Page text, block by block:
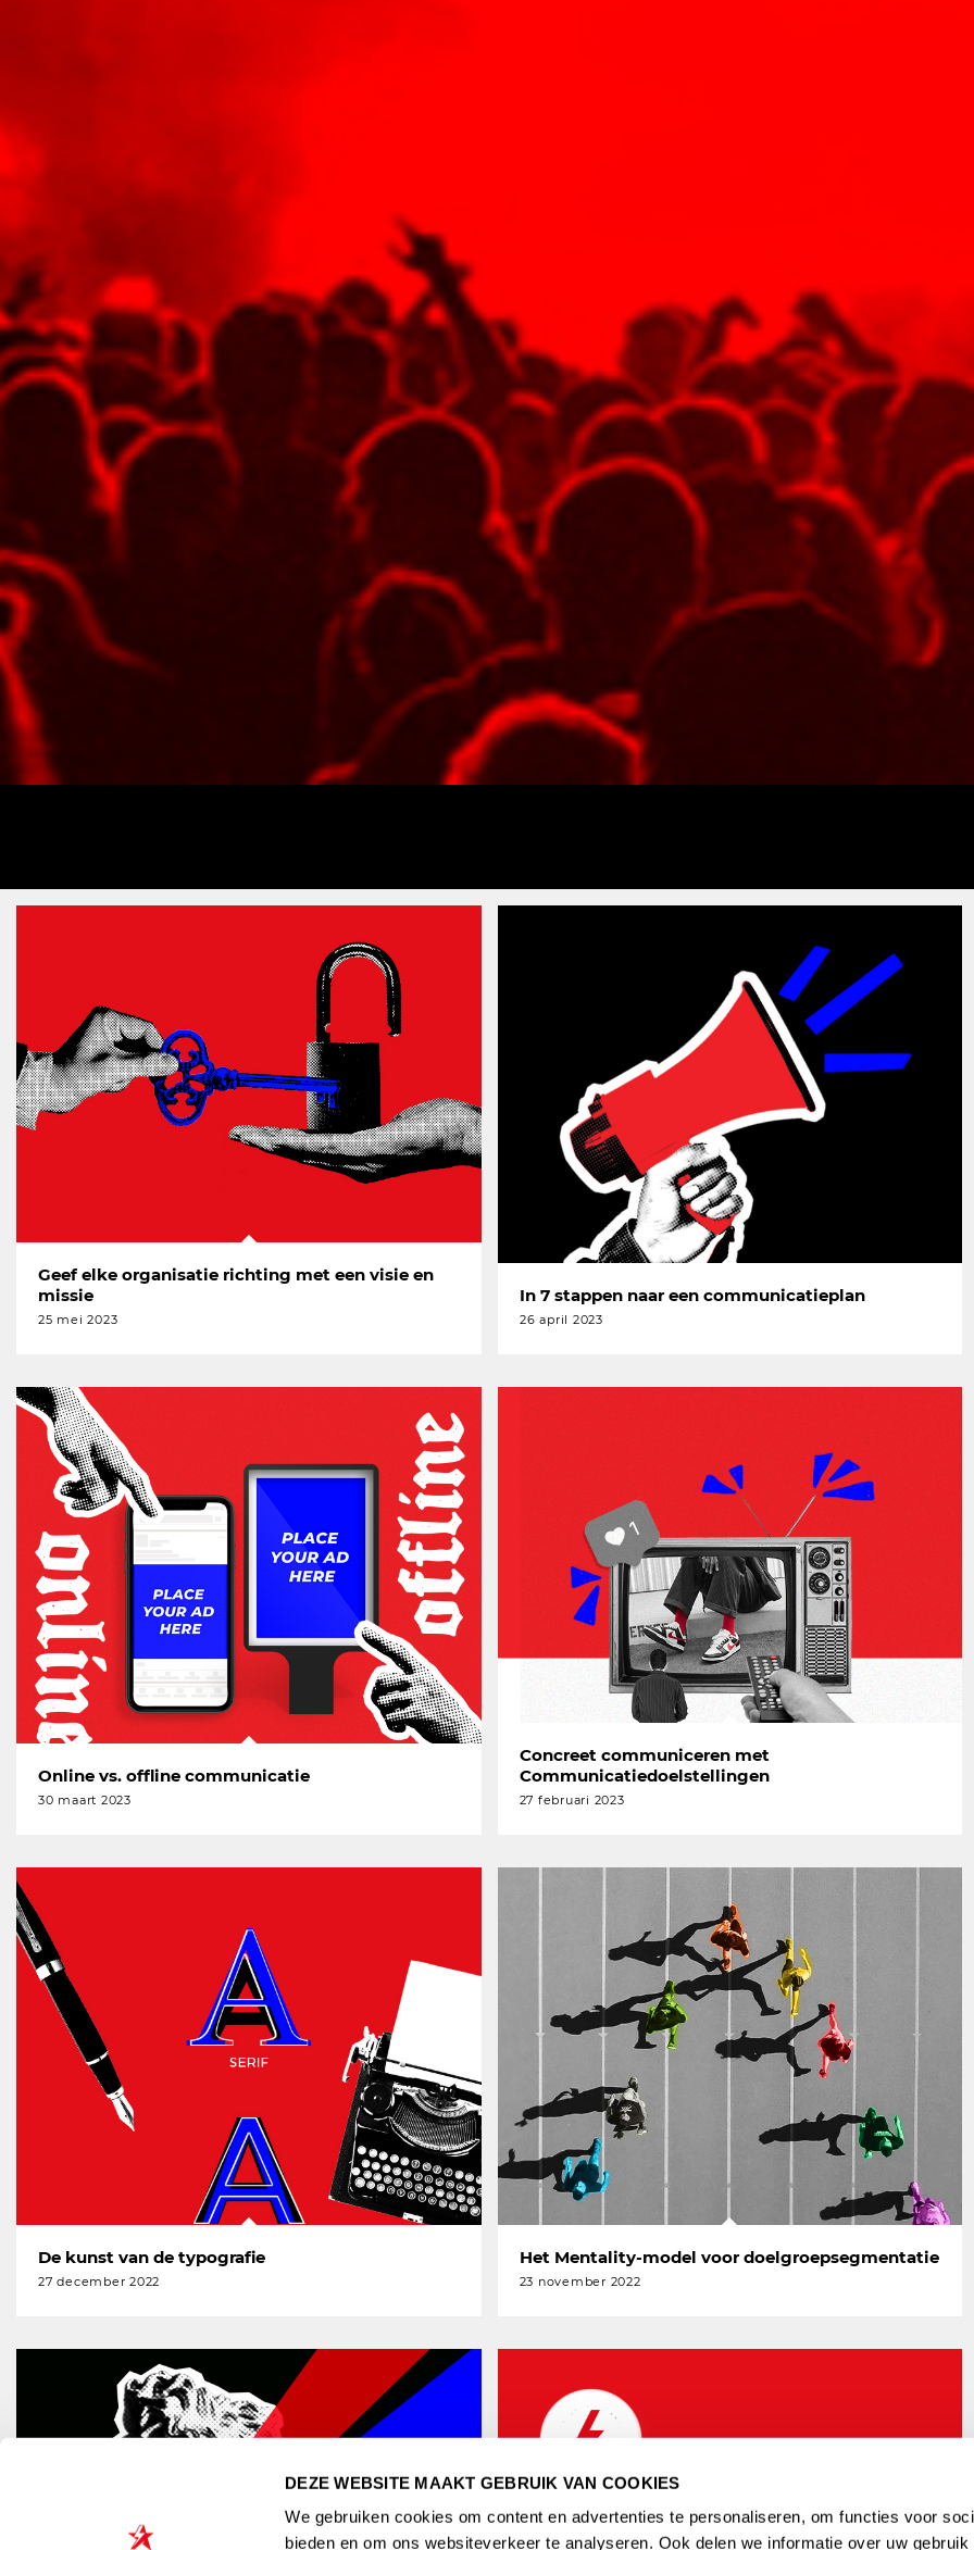
DEZE WEBSITE MAAKT GEBRUIK VAN COOKIES
We gebruiken cookies om content en advertenties te personaliseren, om functies voor
bieden en om ons websiteverkeer te analyseren. Ook delen we informatie over uw
Geef elke organisatie richting met een visie en
missie
25 mei 2023
In 7 stappen naar een communicatieplan
26 april 2023
Online vs. offline communicatie
30 maart 2023
Concreet communiceren met
Communicatiedoelstellingen
27 februari 2023
De kunst van de typografie
27 december 2022
Het Mentality-model voor doelgroepsegmentatie
23 november 2022